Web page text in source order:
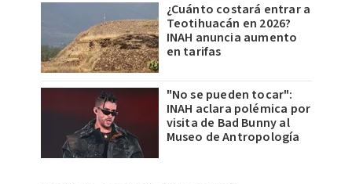
¿Cuánto costará entrar a
Teotihuacán en 2026?
INAH anuncia aumento
en tarifas
"No se pueden tocar":
INAH aclara polémica por
visita de Bad Bunny al
Museo de Antropología